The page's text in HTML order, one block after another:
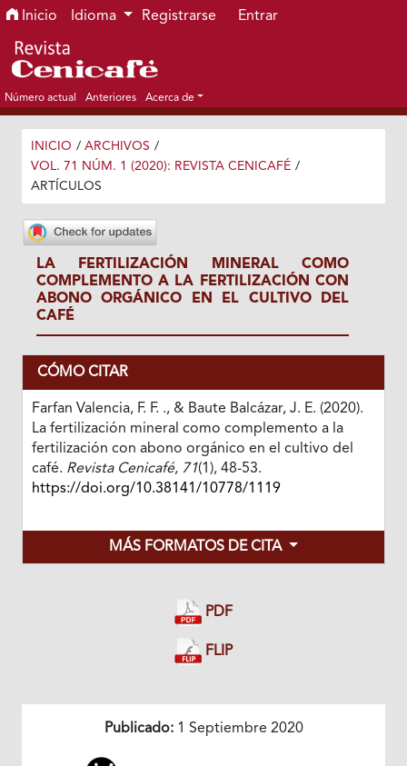
Ir al menú de navegación principal
Ir al contenido principal
Ir al pie de página del sitio
Inicio Idioma Registrarse Entrar
Número actual Anteriores Acerca de
INICIO / ARCHIVOS /
VOL. 71 NÚM. 1 (2020): REVISTA CENICAFÉ /
ARTÍCULOS
LA FERTILIZACIÓN MINERAL COMO
COMPLEMENTO A LA FERTILIZACIÓN CON
ABONO ORGÁNICO EN EL CULTIVO DEL
CAFÉ
CÓMO CITAR
Farfan Valencia, F. F. ., & Baute Balcázar, J. E. (2020).
La fertilización mineral como complemento a la
fertilización con abono orgánico en el cultivo del
café. Revista Cenicafé, 71(1), 48-53.
https://doi.org/10.38141/10778/1119
MÁS FORMATOS DE CITA
PDF
FLIP
Publicado:1 Septiembre 2020